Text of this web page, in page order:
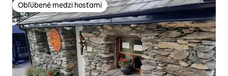
Obľúbené medzi hosťami
Obľúbené medzi hosťami